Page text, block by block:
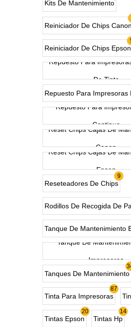
Kits De Mantenimiento
Reiniciador De Chips
Reiniciador De Chips Epson
Repuesto Para
De Tinta
Repuesto Para Impresoras
Repuesto Para
Continua
Reset Chips Cajas De
Canon
Reset Chips Cajas De
Epson
9
Reseteadores De Chips
Rodillos De Recogida De
Tanque De Mantenimiento
Tanque De
Impresoras
Tanques De Mantenimiento
87
Tinta Para Impresoras
20
Tintas Epson
14
Tintas Hp